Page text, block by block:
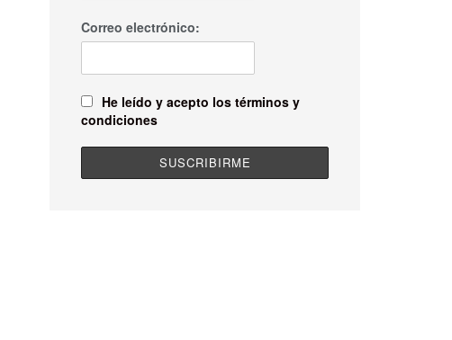
Correo electrónico:
He leído y acepto los términos y
condiciones